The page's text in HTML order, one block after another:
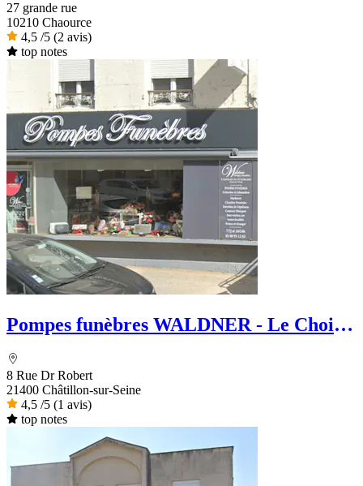
27 grande rue
10210 Chaource
4,5 /5 (2 avis)
top notes
Pompes funèbres WALDNER - Le Choix
8 Rue Dr Robert
21400 Châtillon-sur-Seine
4,5 /5 (1 avis)
top notes